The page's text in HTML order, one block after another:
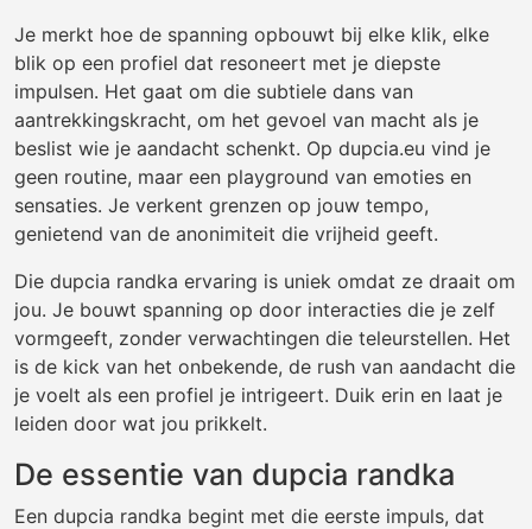
Je merkt hoe de spanning opbouwt bij elke klik, elke
blik op een profiel dat resoneert met je diepste
impulsen. Het gaat om die subtiele dans van
aantrekkingskracht, om het gevoel van macht als je
beslist wie je aandacht schenkt. Op dupcia.eu vind je
geen routine, maar een playground van emoties en
sensaties. Je verkent grenzen op jouw tempo,
genietend van de anonimiteit die vrijheid geeft.
Die dupcia randka ervaring is uniek omdat ze draait om
jou. Je bouwt spanning op door interacties die je zelf
vormgeeft, zonder verwachtingen die teleurstellen. Het
is de kick van het onbekende, de rush van aandacht die
je voelt als een profiel je intrigeert. Duik erin en laat je
leiden door wat jou prikkelt.
De essentie van dupcia randka
Een dupcia randka begint met die eerste impuls, dat